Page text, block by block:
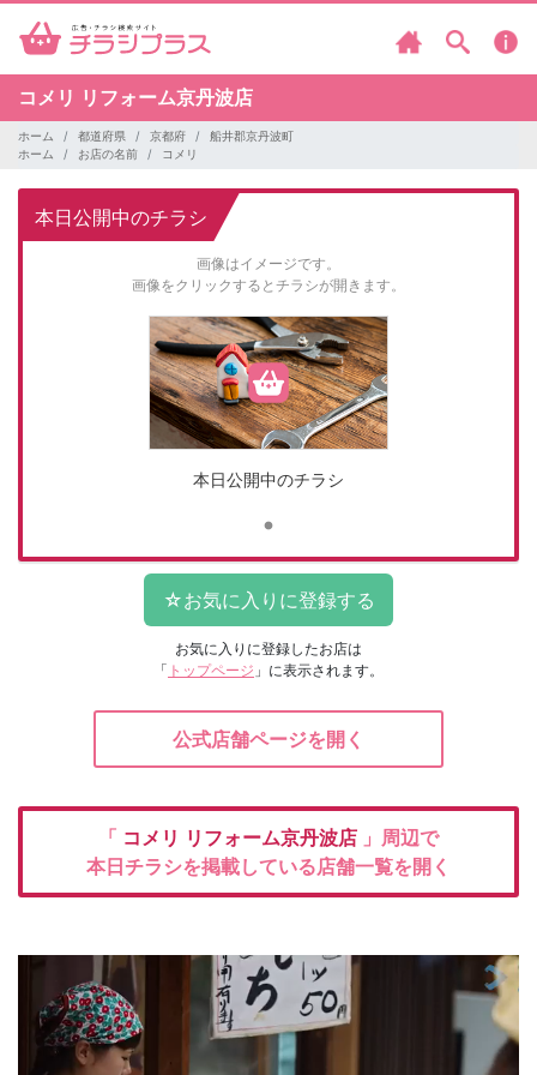
コメリ リフォーム京丹波店
ホーム 都道府県 京都府
船井郡京丹波町
ホーム
お店の名前 コメリ
本日公開中のチラシ
画像はイメージです。
画像をクリックするとチラシが開きます。
本日公開中のチラシ
お気に入りに登録したお店は
「 トップページ 」に表示されます。
公式店舗ページを開く
「 コメリ リフォーム京丹波店 」周辺で
本日チラシを掲載している店舗一覧を開く